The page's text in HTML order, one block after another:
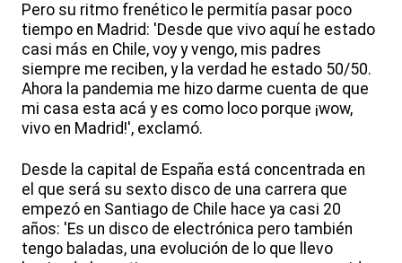
Pero su ritmo frenético le permitía pasar poco
tiempo en Madrid: 'Desde que vivo aquí he estado
casi más en Chile, voy y vengo, mis padres
siempre me reciben, y la verdad he estado 50/50.
Ahora la pandemia me hizo darme cuenta de que
mi casa esta acá y es como loco porque ¡wow,
vivo en Madrid!', exclamó.
Desde la capital de España está concentrada en
el que será su sexto disco de una carrera que
empezó en Santiago de Chile hace ya casi 20
años: 'Es un disco de electrónica pero también
tengo baladas, una evolución de lo que llevo